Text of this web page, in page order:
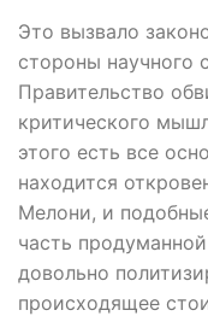
Это вызвало
стороны научного
Правительство
критического
этого есть все
находится
Мелони, и
часть
довольно
происходящее